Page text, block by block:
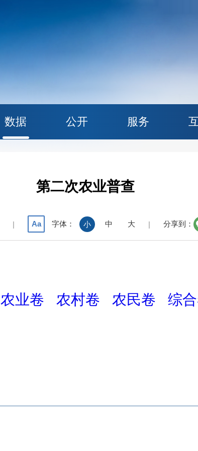
数据 公开 服务
第二次农业普查
| Aa 字体： 小 中 大 | 分享到：
农业卷 农村卷 农民卷 综